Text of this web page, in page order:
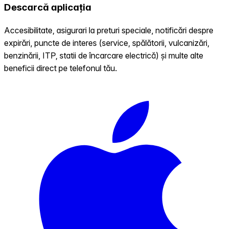
Descarcă aplicația
Accesibilitate, asigurari la preturi speciale, notificări despre
expirări, puncte de interes (service, spălătorii, vulcanizări,
benzinării, ITP, statii de încarcare electrică) și multe alte
beneficii direct pe telefonul tău.